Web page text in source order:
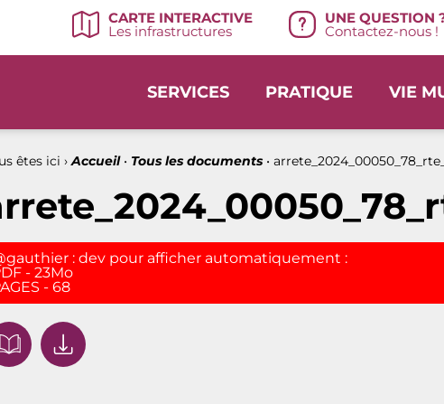
CARTE INTERACTIVE
Les infrastructures
UNE QUESTION
Contactez-nous !
SERVICES PRATIQUE VIE
êtes ici › Accueil• Tous les documents•
: dev pour afficher automatiquement :
- 23Mo
- 68